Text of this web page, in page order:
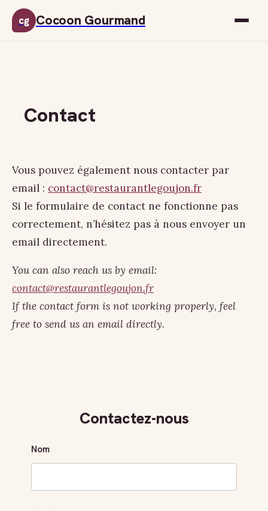
cg Cocoon Gourmand
Contact
Vous pouvez également nous contacter par
email : contact@restaurantlegoujon.fr
Si le formulaire de contact ne fonctionne pas
correctement, n’hésitez pas à nous envoyer un
email directement.
You can also reach us by email:
contact@restaurantlegoujon.fr
If the contact form is not working properly, feel
free to send us an email directly.
Contactez-nous
Nom